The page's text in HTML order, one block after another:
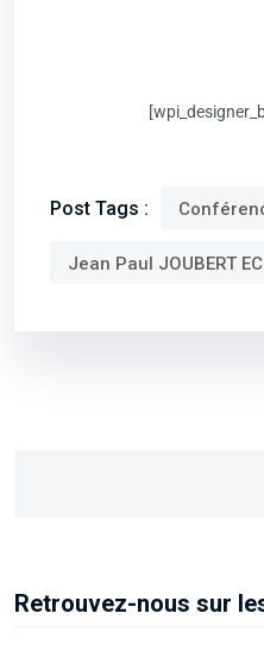
Post Tags :
Jean Paul JOUBERT
Retrouvez-nous sur